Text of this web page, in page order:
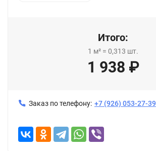
Итого:
1 м² = 0,313 шт.
1 938 ₽
Заказ по телефону: +7 (926) 053-27-39